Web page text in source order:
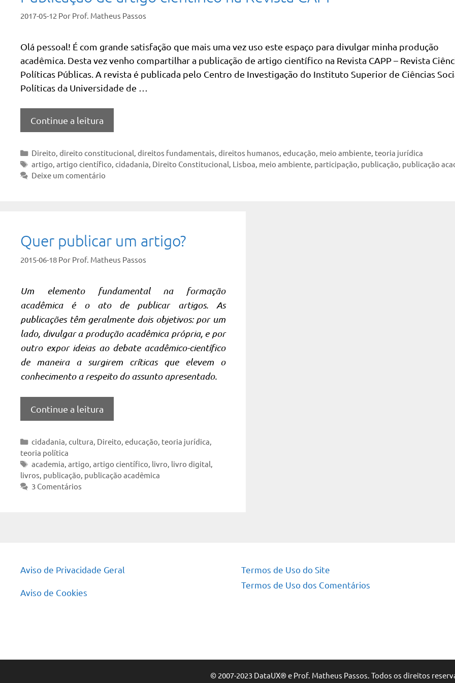
2017-05-12 Por Prof. Matheus Passos
Olá pessoal! É com grande satisfação que mais uma vez uso este espaço para divulgar minha produção
acadêmica. Desta vez venho compartilhar a publicação de artigo científico na Revista CAPP – Revista
Políticas Públicas. A revista é publicada pelo Centro de Investigação do Instituto Superior de Ciências
Políticas da Universidade de …
Continue a leitura
Categorias
Direito,direito constitucional,direitos fundamentais,direitos humanos,educação, meio ambiente, teoria jurídica
Tags
artigo,artigo científico,cidadania, Direito Constitucional, Lisboa, meio ambiente, participação, publicação, publicação
Deixe um comentário
Quer publicar um artigo?
2015-06-18 Por Prof. Matheus Passos
Um elemento fundamental na formação
acadêmica é o ato de publicar artigos. As
publicações têm geralmente dois objetivos: por um
lado, divulgar a produção acadêmica própria, e por
outro expor ideias ao debate acadêmico-científico
de maneira a surgirem críticas que elevem o
conhecimento a respeito do assunto apresentado.
Continue a leitura
Categorias
cidadania,cultura, Direito,educação, teoria jurídica,
teoria política
Tags
academia,artigo,artigo científico, livro, livro digital,
livros, publicação, publicação acadêmica
3 Comentários
Aviso de Privacidade Geral
Aviso de Cookies
Termos de Uso do Site
Termos de Uso dos Comentários
© 2007-2023 DataUX® e Prof. Matheus Passos. Todos os direitos